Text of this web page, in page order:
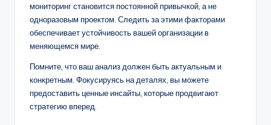
мониторинг становится постоянной привычкой, а не
одноразовым проектом. Следить за этими факторами
обеспечивает устойчивость вашей организации в
меняющемся мире.
Помните, что ваш анализ должен быть актуальным и
конкретным. Фокусируясь на деталях, вы можете
предоставить ценные инсайты, которые продвигают
стратегию вперед.